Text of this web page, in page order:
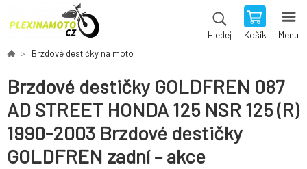
Hledej Košík Menu
Brzdové destičky na moto
Brzdové destičky GOLDFREN 087
AD STREET HONDA 125 NSR 125 (R)
1990-2003 Brzdové destičky
GOLDFREN zadní – akce